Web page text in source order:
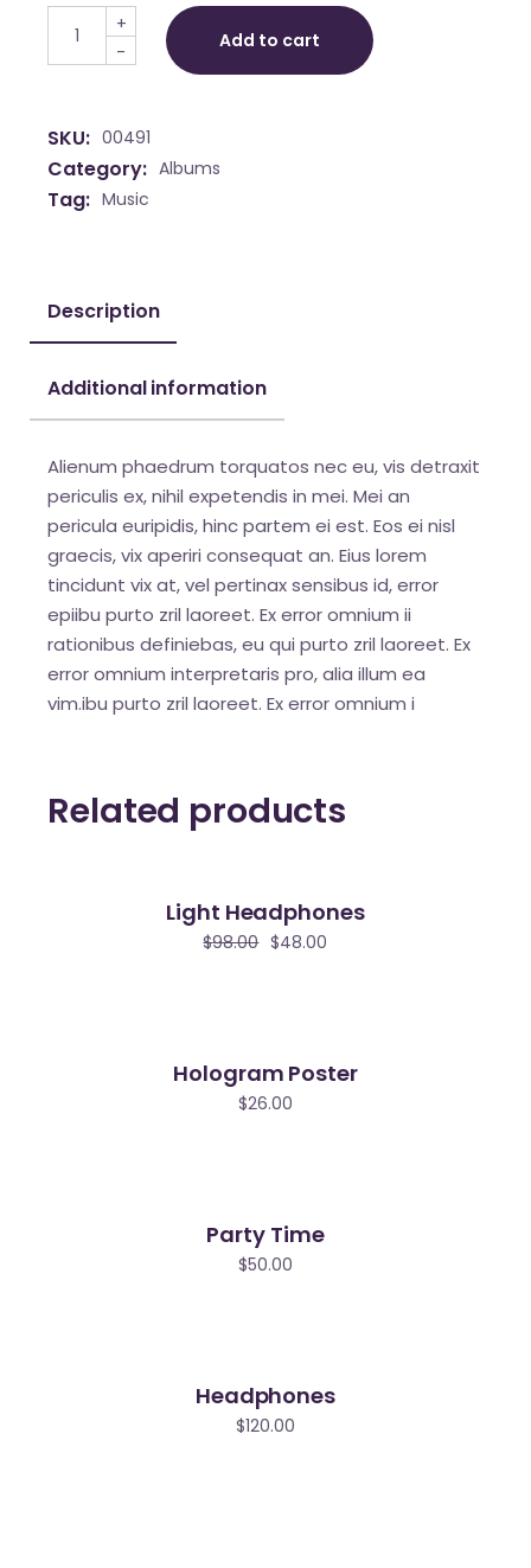
Cotton T-Shirt quantity
-
+
Add to cart
SKU: 00491
Category: Albums
Tag: Music
Description
Additional information
Alienum phaedrum torquatos nec eu, vis detraxit
periculis ex, nihil expetendis in mei. Mei an
pericula euripidis, hinc partem ei est. Eos ei nisl
graecis, vix aperiri consequat an. Eius lorem
tincidunt vix at, vel pertinax sensibus id, error
epiibu purto zril laoreet. Ex error omnium ii
rationibus definiebas, eu qui purto zril laoreet. Ex
error omnium interpretaris pro, alia illum ea
vim.ibu purto zril laoreet. Ex error omnium i
Related products
Light Headphones
$98.00 $48.00
Hologram Poster
$26.00
Party Time
$50.00
Headphones
$120.00